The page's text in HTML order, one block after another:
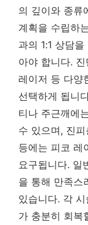
의 깊이와 종류
계획을 수립하
과의 1:1 상담
아야 합니다.
레이저 등 다양
선택하게 됩니
티나 주근깨에
수 있으며, 진
등에는 피코 레
요구됩니다. 일
을 통해 만족스
있습니다. 각
가 충분히 회복